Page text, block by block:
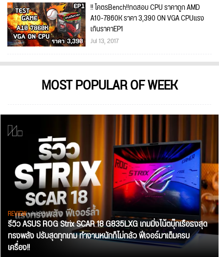
!! โคตรBench!!ทดสอบ CPU ราคาถูก AMD
A10-7860K ราคา 3,390 ON VGA CPUแรง
เกินราคาEP1
Jul 13, 2017
MOST POPULAR OF WEEK
REVIEW• Jul 28, 2026
รีวิว ASUS ROG Strix SCAR 18 G835LXG เกมมิ่งโน้ตบุ๊กเรือธงสุด
ทรงพลัง ปรับสุดทุกเกม ทำงานหนักก็ไม่กลัว ฟีเจอร์มาเต็มครบ
เครื่อง!!